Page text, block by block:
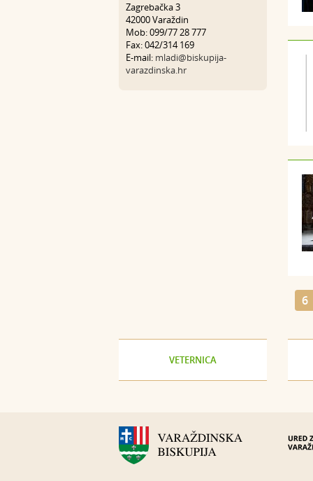
Zagrebačka 3
42000 Varaždin
Mob: 099/77 28 777
Fax: 042/314 169
E-mail: mladi@biskupija-
varazdinska.hr
6
VETERNICA